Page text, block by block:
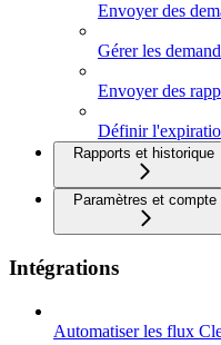
Envoyer des
Gérer les
Envoyer des
Définir
Rapports et historique
Paramètres et compte
Intégrations
Automatiser les flux